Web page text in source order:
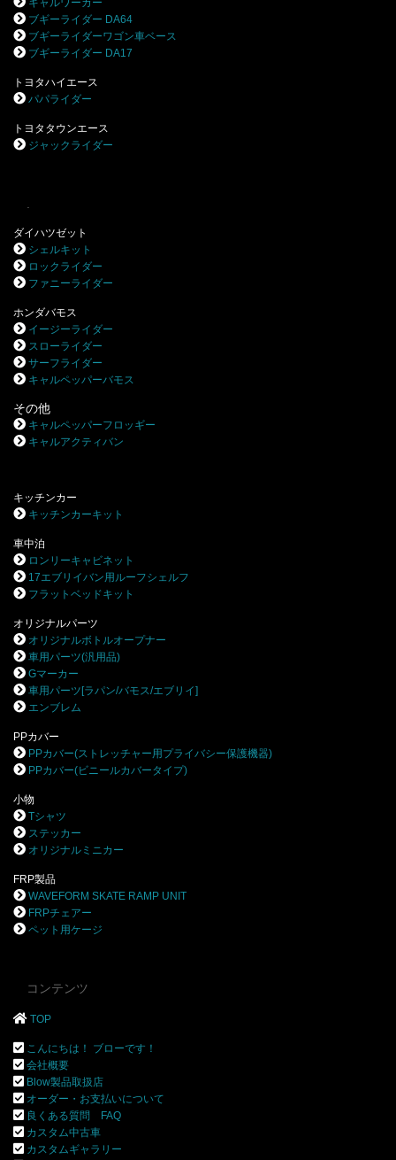
ブギーライダー DA64
ブギーライダーワゴン車ベース
ブギーライダー DA17
トヨタハイエース
パパライダー
トヨタタウンエース
ジャックライダー
ダイハツゼット
シェルキット
ロックライダー
ファニーライダー
ホンダバモス
イージーライダー
スローライダー
サーフライダー
キャルペッパーバモス
その他
キャルペッパーフロッギー
キャルアクティバン
キッチンカー
キッチンカーキット
車中泊
ロンリーキャビネット
17エブリイバン用ルーフシェルフ
フラットベッドキット
オリジナルパーツ
オリジナルボトルオープナー
車用パーツ(汎用品)
Gマーカー
車用パーツ[ラパン/バモス/エブリイ]
エンブレム
PPカバー
PPカバー(ストレッチャー用プライバシー保護機器)
PPカバー(ビニールカバータイプ)
小物
Tシャツ
ステッカー
オリジナルミニカー
FRP製品
WAVEFORM SKATE RAMP UNIT
FRPチェアー
ペット用ケージ
コンテンツ
TOP
こんにちは！ ブローです！
会社概要
Blow製品取扱店
オーダー・お支払いについて
良くある質問 FAQ
カスタム中古車
カスタムギャラリー